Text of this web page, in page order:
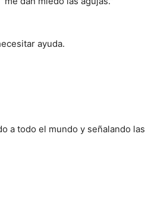
ayuda.
a todo el mundo y señalando las